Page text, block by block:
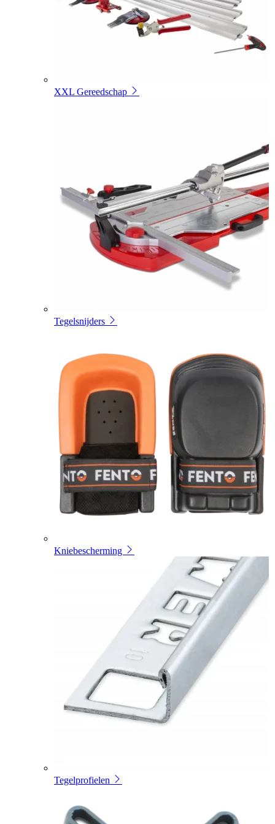
XXL Gereedschap
Tegelsnijders
Kniebescherming
Tegelprofielen